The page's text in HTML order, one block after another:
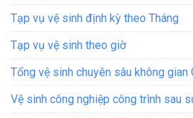
Tạp vụ vệ sinh định kỳ theo Tháng
Tạp vụ vệ sinh theo giờ
Tổng vệ sinh chuyên sâu không gian
Vệ sinh công nghiệp công trình sau